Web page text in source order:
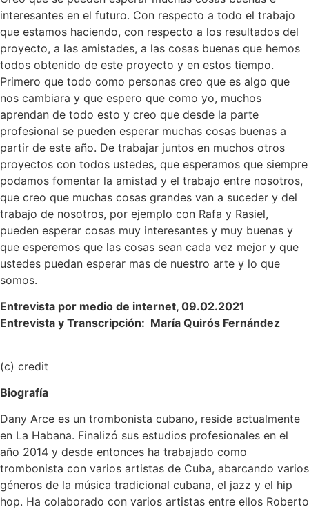
interesantes en el futuro. Con respecto a todo el trabajo
que estamos haciendo, con respecto a los resultados del
proyecto, a las amistades, a las cosas buenas que hemos
todos obtenido de este proyecto y en estos tiempo.
Primero que todo como personas creo que es algo que
nos cambiara y que espero que como yo, muchos
aprendan de todo esto y creo que desde la parte
profesional se pueden esperar muchas cosas buenas a
partir de este año. De trabajar juntos en muchos otros
proyectos con todos ustedes, que esperamos que siempre
podamos fomentar la amistad y el trabajo entre nosotros,
que creo que muchas cosas grandes van a suceder y del
trabajo de nosotros, por ejemplo con Rafa y Rasiel,
pueden esperar cosas muy interesantes y muy buenas y
que esperemos que las cosas sean cada vez mejor y que
ustedes puedan esperar mas de nuestro arte y lo que
somos.
Entrevista por medio de internet, 09.02.2021
Entrevista y Transcripción: María Quirós Fernández
(c) credit
Biografía
Dany Arce es un trombonista cubano, reside actualmente
en La Habana. Finalizó sus estudios profesionales en el
año 2014 y desde entonces ha trabajado como
trombonista con varios artistas de Cuba, abarcando varios
géneros de la música tradicional cubana, el jazz y el hip
hop. Ha colaborado con varios artistas entre ellos Roberto